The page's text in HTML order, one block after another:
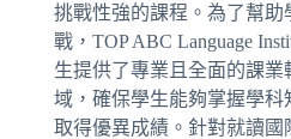
挑戰性強的課程。為了幫
戰，TOP ABC Language
生提供了專業且全面的課
域，確保學生能夠掌握學
取得優異成績。針對就讀